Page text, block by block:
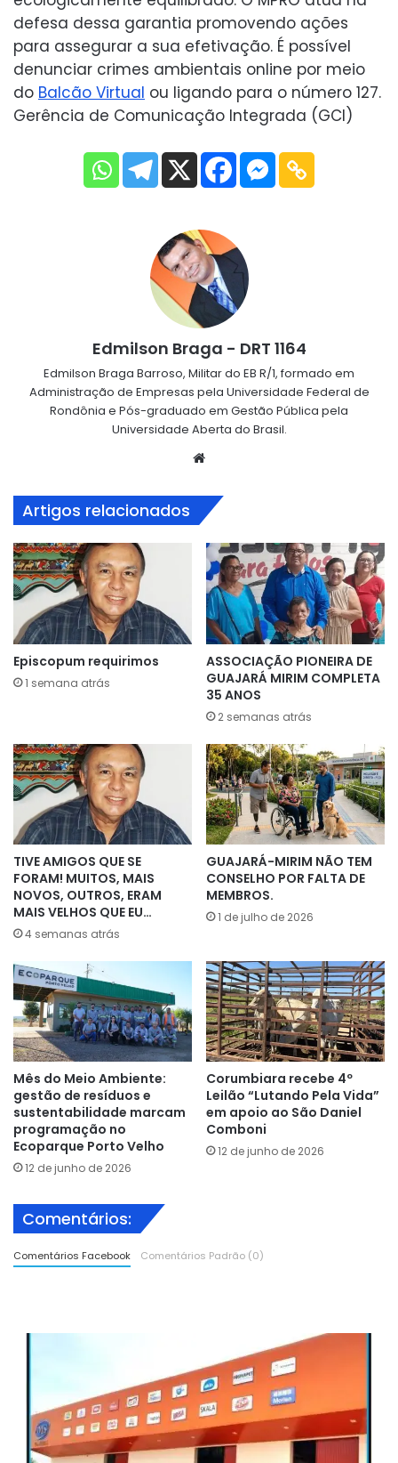
defesa dessa garantia promovendo ações
para assegurar a sua efetivação. É possível
denunciar crimes ambientais online por meio
do Balcão Virtual ou ligando para o número 127.
Gerência de Comunicação Integrada (GCI)
Edmilson Braga - DRT 1164
Edmilson Braga Barroso, Militar do EB R/1, formado em
Administração de Empresas pela Universidade Federal de
Rondônia e Pós-graduado em Gestão Pública pela
Universidade Aberta do Brasil.
Artigos relacionados
Episcopum requirimos
1 semana atrás
ASSOCIAÇÃO PIONEIRA DE
GUAJARÁ MIRIM COMPLETA
35 ANOS
2 semanas atrás
TIVE AMIGOS QUE SE
FORAM! MUITOS, MAIS
NOVOS, OUTROS, ERAM
MAIS VELHOS QUE EU…
4 semanas atrás
GUAJARÁ-MIRIM NÃO TEM
CONSELHO POR FALTA DE
MEMBROS.
1 de julho de 2026
Mês do Meio Ambiente:
gestão de resíduos e
sustentabilidade marcam
programação no
Ecoparque Porto Velho
12 de junho de 2026
Corumbiara recebe 4º
Leilão “Lutando Pela Vida”
em apoio ao São Daniel
Comboni
12 de junho de 2026
Comentários:
Comentários Facebook Comentários Padrão (0)